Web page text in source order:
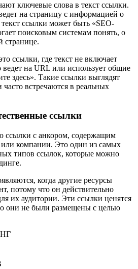
ключевые слова в текст ссылки.
на страницу с информацией о
ссылки может быть «SEO-
поисковым системам понять, о
странице.
ссылки, где текст не включает
на URL или использует общие
здесь». Такие ссылки выглядят
часто встречаются в реальных
ссылки
ссылки с анкором, содержащим
или компании. Это один из самых
типов ссылок, которые можно
когда другие ресурсы
потому что он действительно
их аудитории. Эти ссылки ценятся
они не были размещены с целью